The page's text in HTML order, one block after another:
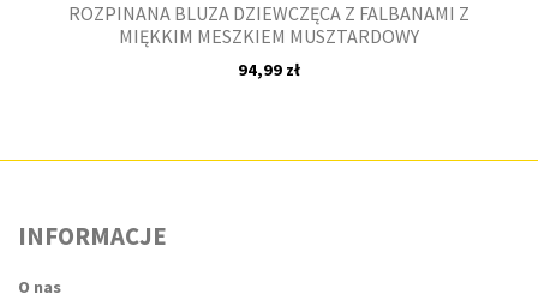
ROZPINANA BLUZA DZIEWCZĘCA Z FALBANAMI Z
MIĘKKIM MESZKIEM MUSZTARDOWY
94,99 zł
INFORMACJE
O nas